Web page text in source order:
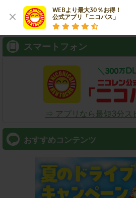
WEBより最大30％お得！
公式アプリ「ニコパス」
検索
スマートフォン
⇒ アプリなら最短3分ス
おすすめコンテンツ